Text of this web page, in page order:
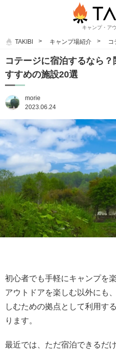
キャンプ・ア
TAKIBI キャンプ場紹介
コテージに宿泊するなら
すすめの施設20選
morie
2023.06.24
初心者でも手軽にキャンプを
アウトドアを楽しむ以外にも
しむための拠点として利用す
ります。
最近では、ただ宿泊できるだ